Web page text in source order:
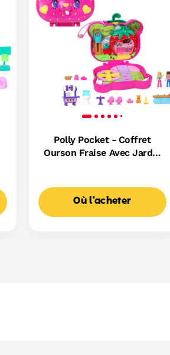
Polly Pocket - Coffret
Ourson Fraise Avec Jardin
Où l'acheter